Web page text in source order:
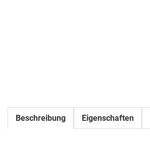
Beschreibung Eigenschaften